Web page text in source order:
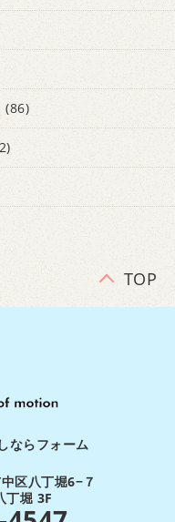
(86)
TOP
ならフォーム
区八丁堀6−７
丁堀 3F